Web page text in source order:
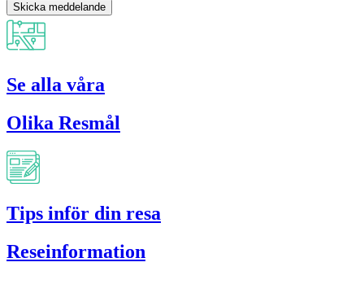
Skicka meddelande
Se alla våra
Olika Resmål
Tips inför din resa
Reseinformation